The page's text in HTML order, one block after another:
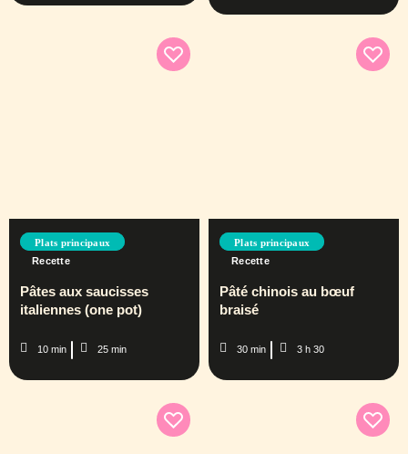
Plats principaux
Recette
Pâtes aux saucisses
italiennes (one pot)
10 min 25 min
Plats principaux
Recette
Pâté chinois au bœuf
braisé
30 min 3 h 30